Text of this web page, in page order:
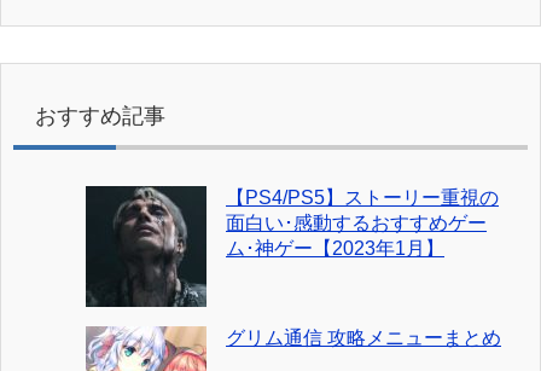
おすすめ記事
【PS4/PS5】ストーリー重視の
面白い･感動するおすすめゲー
ム･神ゲー【2023年1月】
グリム通信 攻略メニューまとめ